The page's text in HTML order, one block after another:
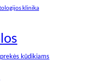
klinika
prekės kūdikiams